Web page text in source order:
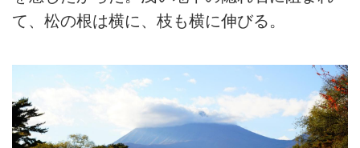
て、松の根は横に、枝も横に伸びる。